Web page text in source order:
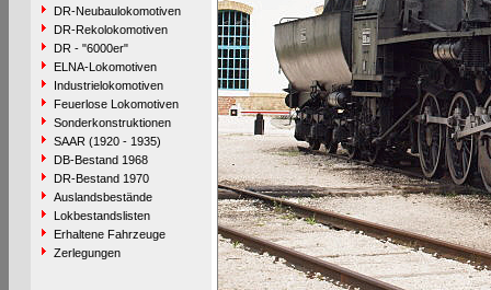
DR-Neubaulokomotiven
DR-Rekolokomotiven
DR - "6000er"
ELNA-Lokomotiven
Industrielokomotiven
Feuerlose Lokomotiven
Sonderkonstruktionen
SAAR (1920 - 1935)
DB-Bestand 1968
DR-Bestand 1970
Auslandsbestände
Lokbestandslisten
Erhaltene Fahrzeuge
Zerlegungen